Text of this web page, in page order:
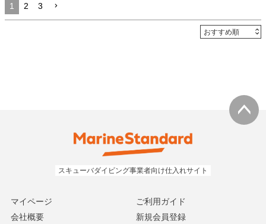
1
2 3
マイページ
ご利用ガイド
会社概要
新規会員登録